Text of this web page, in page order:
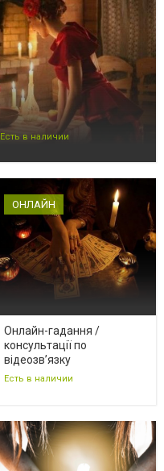
Есть в наличии
ОНЛАЙН
Онлайн-гадання /
консультації по
відеозв’язку
Есть в наличии